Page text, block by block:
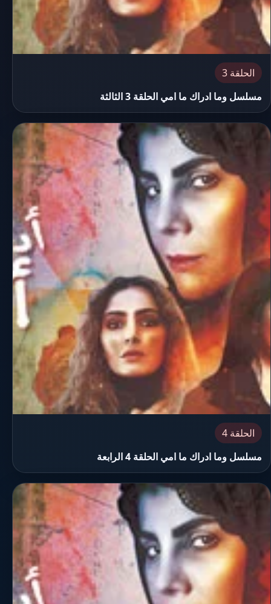
الحلقة 3
مسلسل وما ادراك ما امي الحلقة 3 الثالثة
الحلقة 4
مسلسل وما ادراك ما امي الحلقة 4 الرابعة